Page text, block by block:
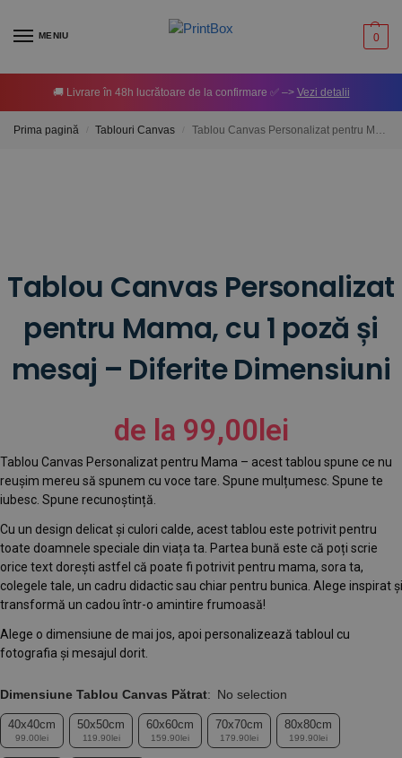
MENIU 0
🚚 Livrare în 48h lucrătoare de la confirmare ✅ –> Vezi detalii
Prima pagină Tablouri Canvas Tablou Canvas Personalizat pentru Mama, cu 1 poză și mesaj – Diferite Dimensiuni
Tablou Canvas Personalizat
pentru Mama, cu 1 poză și
mesaj – Diferite Dimensiuni
de la 99,00lei
Tablou Canvas Personalizat pentru Mama – acest tablou spune ce nu
reușim mereu să spunem cu voce tare. Spune mulțumesc. Spune te
iubesc. Spune recunoștință.
Cu un design delicat și culori calde, acest tablou este potrivit pentru
toate doamnele speciale din viața ta. Partea bună este că poți scrie
orice text dorești astfel că poate fi potrivit pentru mama, sora ta,
colegele tale, un cadru didactic sau chiar pentru bunica. Alege inspirat și
transformă un cadou într-o amintire frumoasă!
Alege o dimensiune de mai jos, apoi personalizează tabloul cu
fotografia și mesajul dorit.
Dimensiune Tablou Canvas Pătrat: No selection
40x40cm
99.00lei
50x50cm
119.90lei
60x60cm
159.90lei
70x70cm
179.90lei
80x80cm
199.90lei